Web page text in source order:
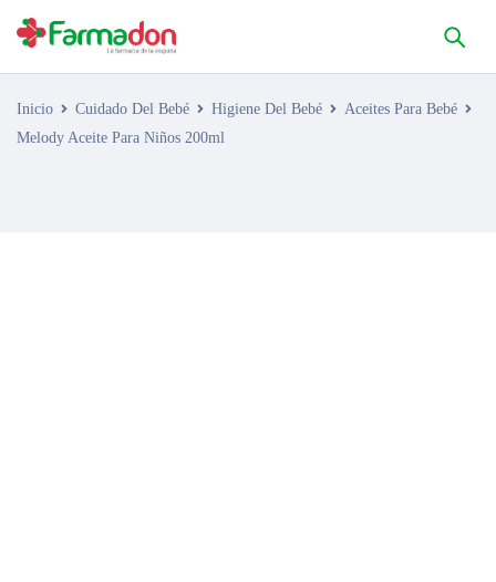
Inicio Cuidado Del Bebé Higiene Del Bebé
Aceites Para Bebé
Melody Aceite Para Niños 200ml